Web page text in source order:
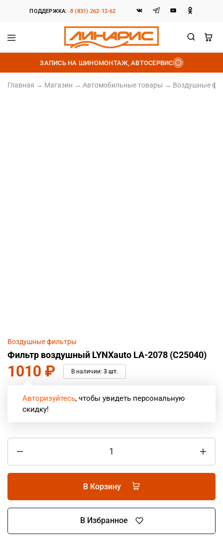
ПОДДЕРЖКА: 8 (831) 262-12-62
Линарис
Продажа
шин,
дисков
и
аккумуляторов
ЗАПИСЬ НА ШИНОМОНТАЖ, АВТОСЕРВИС
Главная → Магазин → Автомобильные товары → Воздушные
Воздушные фильтры
Фильтр воздушный LYNXauto LA-2078 (C25040)
1010 ₽ В наличии: 3 шт.
Авторизуйтесь, чтобы увидеть персональную
скидку!
В Корзину
В Избранное